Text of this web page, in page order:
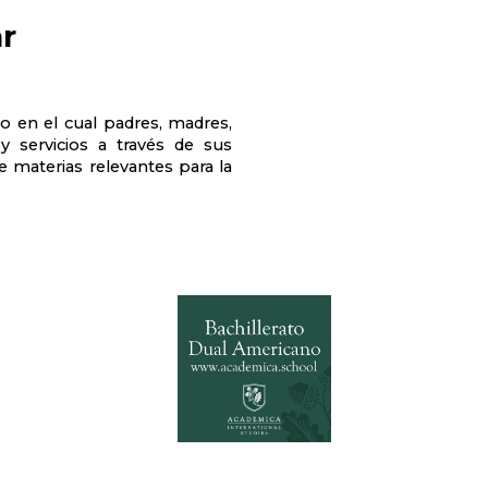
en el cual padres, madres,
servicios a través de sus
relevantes para la